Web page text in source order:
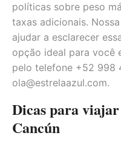
políticas sobre peso
taxas adicionais.
ajudar a esclarecer
opção ideal para você
pelo telefone +52 998
ola@estrelaazul.com.
Dicas para
Cancún